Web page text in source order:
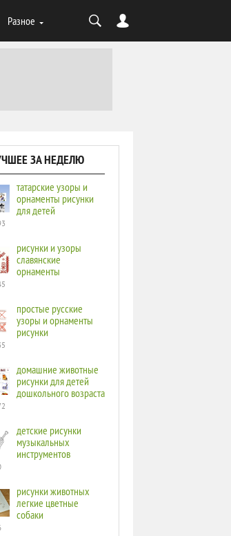
Разное
ЗА НЕДЕЛЮ
татарские узоры и
орнаменты рисунки
для детей
рисунки и узоры
славянские
орнаменты
простые русские
узоры и орнаменты
рисунки
домашние животные
рисунки для детей
дошкольного возраста
детские рисунки
музыкальных
инструментов
рисунки животных
легкие цветные
собаки